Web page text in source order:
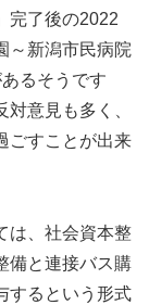
完了後の2022
～新潟市民病院
るそうです
意見も多く、
ごすことが出来
は、社会資本整
備と連接バス購
するという形式